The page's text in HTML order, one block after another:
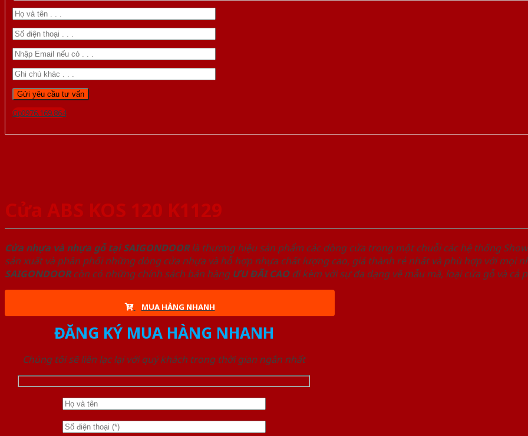
Gọi 0976.169.864
Cửa ABS KOS 120 K1129
Cửa nhựa và nhựa gỗ tại SAIGONDOORlà thương hiệu sản phẩm các dòng cửa trong một chuỗi các hệ thống
sản xuất và phân phối những dòng cửa nhựa và hỗ hợp nhựa chất lượng cao, giá thành rẻ nhất và phù hợp với mọi
SAIGONDOORcòn có những chính sách bán hàng ƯU ĐÃI CAOđi kèm với sự đa dạng về mẫu mã, loại cửa gỗ và cả
MUA HÀNG NHANH
ĐĂNG KÝ MUA HÀNG NHANH
Chúng tôi sẽ liên lạc lại với quý khách trong thời gian ngắn nhất